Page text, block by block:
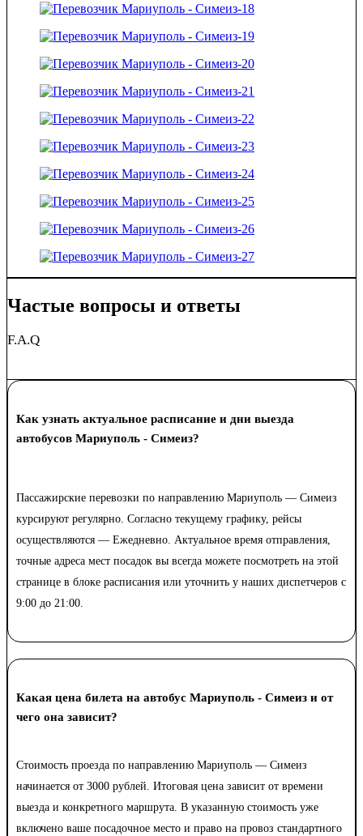
Частые вопросы и ответы
F.A.Q
Как узнать актуальное расписание и дни выезда
автобусов Мариуполь - Симеиз?
Пассажирские перевозки по направлению Мариуполь — Симеиз
курсируют регулярно. Согласно текущему графику, рейсы
осуществляются — Ежедневно. Актуальное время отправления,
точные адреса мест посадок вы всегда можете посмотреть на этой
странице в блоке расписания или уточнить у наших диспетчеров с
9:00 до 21:00.
Какая цена билета на автобус Мариуполь - Симеиз и от
чего она зависит?
Стоимость проезда по направлению Мариуполь — Симеиз
начинается от 3000 рублей. Итоговая цена зависит от времени
выезда и конкретного маршрута. В указанную стоимость уже
включено ваше посадочное место и право на провоз стандартного